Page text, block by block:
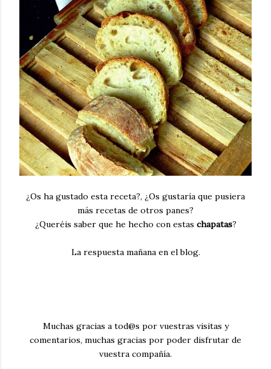
¿Os ha gustado esta receta?, ¿Os gustaría que pusiera
más recetas de otros panes?
¿Queréis saber que he hecho con estas chapatas?
La respuesta mañana en el blog.
Muchas gracias a tod@s por vuestras visitas y
comentarios, muchas gracias por poder disfrutar de
vuestra compañía.